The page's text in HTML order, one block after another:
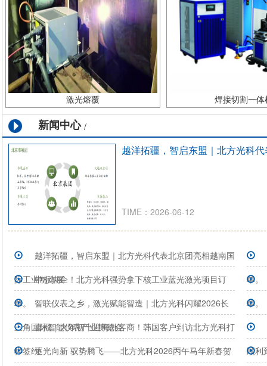
激光熔覆 焊接切割一体
新闻中心 /
越洋拓疆，智启东盟｜北方光科
TIME：2026-06-12
越洋拓疆，智启东盟｜北方光科代表北京团亮相越南国
际工业制造展
单。
中标央企！北方光科强势拿下核工业蓝光激光项目订
单。
单。
智联仪表之乡，激光赋能智造｜北方光科闪耀2026长
三角国际智能仪表产业博览会
喜报｜大年初十迎海外客商！韩国客户到访北方光科打
样签约
顺利
逐光向新 驭势腾飞——北方光科2026丙午马年新春贺